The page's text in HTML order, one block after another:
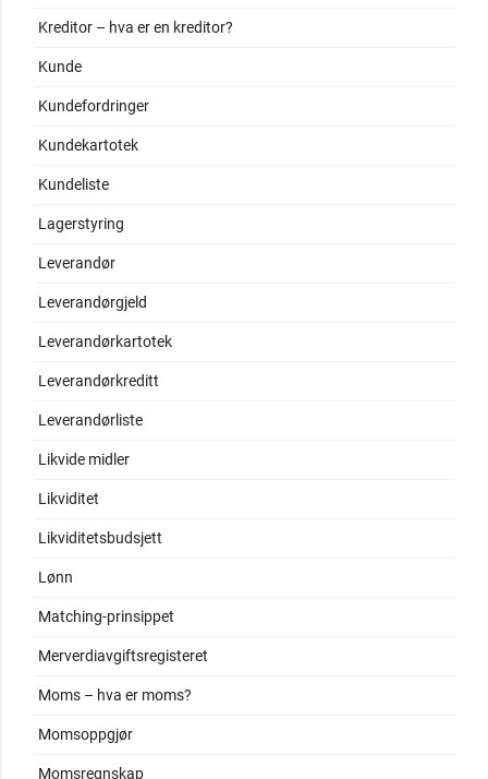
Kreditor – hva er en kreditor?
Kunde
Kundefordringer
Kundekartotek
Kundeliste
Lagerstyring
Leverandør
Leverandørgjeld
Leverandørkartotek
Leverandørkreditt
Leverandørliste
Likvide midler
Likviditet
Likviditetsbudsjett
Lønn
Matching-prinsippet
Merverdiavgiftsregisteret
Moms – hva er moms?
Momsoppgjør
Momsregnskap